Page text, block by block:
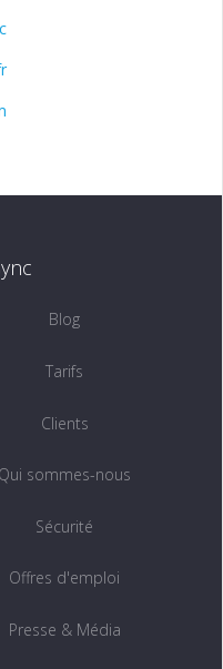
Blog
Tarifs
Clients
Qui sommes-nous
Sécurité
Offres d'emploi
Presse & Média